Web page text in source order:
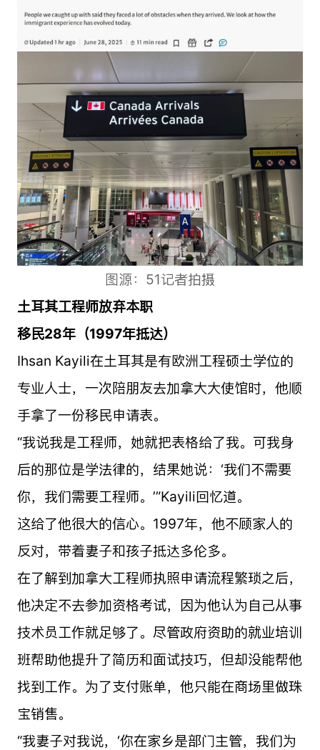
图源：51记者拍摄
土耳其工程师放弃本职
移民28年（1997年抵达）
Ihsan Kayili在土耳其是有欧洲工程硕士学位的
专业人士，一次陪朋友去加拿大大使馆时，他顺
手拿了一份移民申请表。
“我说我是工程师，她就把表格给了我。可我身
后的那位是学法律的，结果她说：‘我们不需要
你，我们需要工程师。’”Kayili回忆道。
这给了他很大的信心。1997年，他不顾家人的
反对，带着妻子和孩子抵达多伦多。
在了解到加拿大工程师执照申请流程繁琐之后，
他决定不去参加资格考试，因为他认为自己从事
技术员工作就足够了。尽管政府资助的就业培训
班帮助他提升了简历和面试技巧，但却没能帮他
找到工作。为了支付账单，他只能在商场里做珠
宝销售。
“我妻子对我说，‘你在家乡是部门主管，我们为